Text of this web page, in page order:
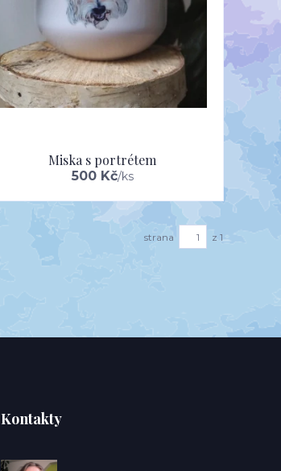
Miska s portrétem
500 Kč/ks
strana z 1
Kontakty